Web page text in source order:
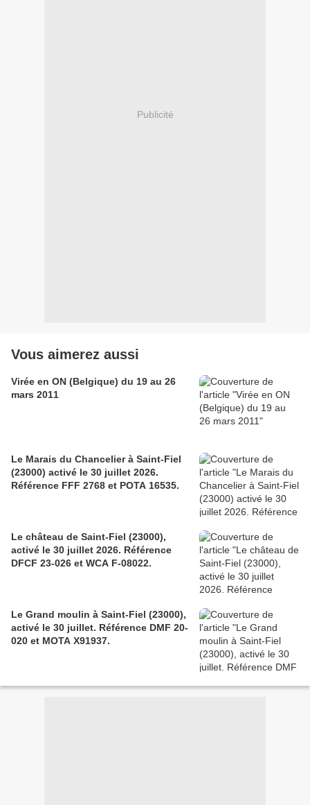
Publicité
Vous aimerez aussi
Virée en ON (Belgique) du 19 au 26
mars 2011
Le Marais du Chancelier à Saint-Fiel
(23000) activé le 30 juillet 2026.
Référence FFF 2768 et POTA 16535.
Le château de Saint-Fiel (23000),
activé le 30 juillet 2026. Référence
DFCF 23-026 et WCA F-08022.
Le Grand moulin à Saint-Fiel (23000),
activé le 30 juillet. Référence DMF 20-
020 et MOTA X91937.